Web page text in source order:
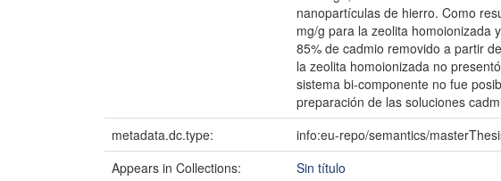
nanopartículas de hierro. Como
mg/g para la zeolita homoionizada
85% de cadmio removido a partir
la zeolita homoionizada no
sistema bi-componente no fue
preparación de las soluciones
metadata.dc.type:
info:eu-repo/semantics/
Appears in Collections:
Sin título